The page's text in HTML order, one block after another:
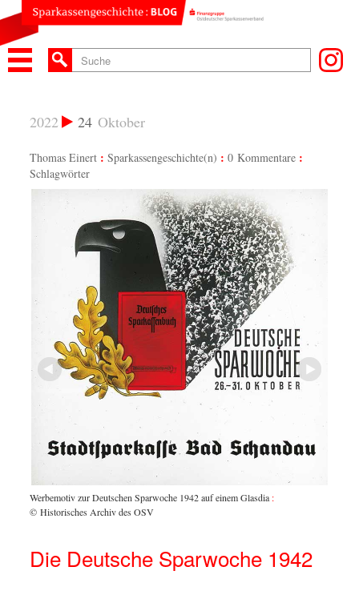
24 Oktober
2022
Thomas Einert Sparkassengeschichte(n)
0 Kommentare
Schlagwörter
Werbemotiv zur Deutschen Sparwoche 1942 auf einem Glasdia :
© Historisches Archiv des OSV
Die Deutsche Sparwoche 1942